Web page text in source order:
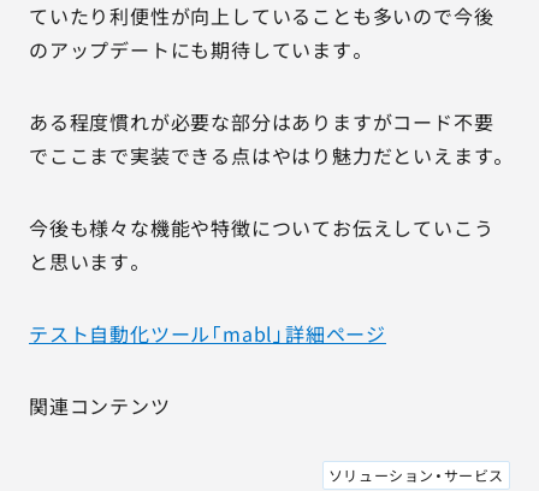
ていたり利便性が向上していることも多いので今後
のアップデートにも期待しています。
ある程度慣れが必要な部分はありますがコード不要
でここまで実装できる点はやはり魅力だといえます。
今後も様々な機能や特徴についてお伝えしていこう
と思います。
テスト自動化ツール「mabl」詳細ページ
関連コンテンツ
ソリューション・サービス